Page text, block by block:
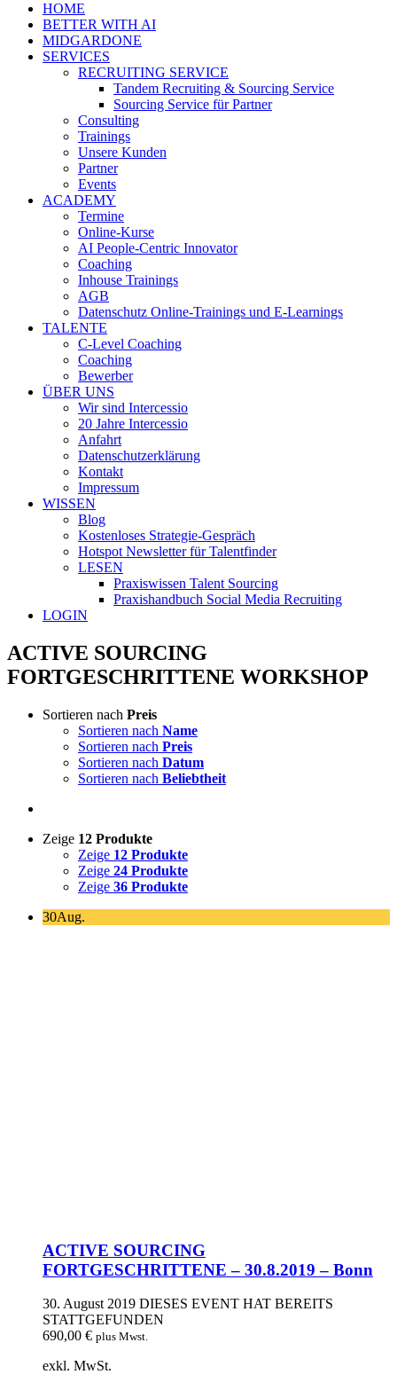
HOME
BETTER WITH AI
MIDGARDONE
SERVICES
RECRUITING SERVICE
Tandem Recruiting & Sourcing Service
Sourcing Service für Partner
Consulting
Trainings
Unsere Kunden
Partner
Events
ACADEMY
Termine
Online-Kurse
AI People-Centric Innovator
Coaching
Inhouse Trainings
AGB
Datenschutz Online-Trainings und E-Learnings
TALENTE
C-Level Coaching
Coaching
Bewerber
ÜBER UNS
Wir sind Intercessio
20 Jahre Intercessio
Anfahrt
Datenschutzerklärung
Kontakt
Impressum
WISSEN
Blog
Kostenloses Strategie-Gespräch
Hotspot Newsletter für Talentfinder
LESEN
Praxiswissen Talent Sourcing
Praxishandbuch Social Media Recruiting
LOGIN
ACTIVE SOURCING
FORTGESCHRITTENE WORKSHOP
Sortieren nach Preis
Sortieren nach Name
Sortieren nach Preis
Sortieren nach Datum
Sortieren nach Beliebtheit
Zeige 12 Produkte
Zeige 12 Produkte
Zeige 24 Produkte
Zeige 36 Produkte
30Aug.
ACTIVE SOURCING
FORTGESCHRITTENE – 30.8.2019 – Bonn
30. August 2019 DIESES EVENT HAT BEREITS
STATTGEFUNDEN
690,00 € plus Mwst.
exkl. MwSt.